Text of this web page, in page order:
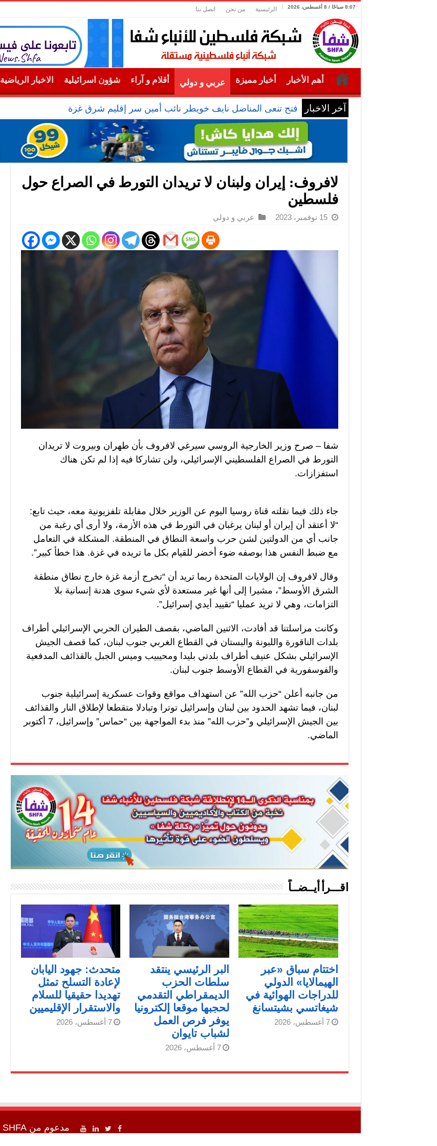
8:07 صباحًا / 8 أغسطس، 2026 الرئيسية من نحن اتصل بنا
أهم الأخبار أخبار مميزة عربي و دولي أقلام و آراء شؤون اسرائيلية الاخبار الرياضية
آخر الاخبار فتح تنعى المناضل نايف خويطر نائب أمين سر إقليم شرق غزة
لافروف: إيران ولبنان لا تريدان التورط في الصراع حول
فلسطين
15 نوفمبر، 2023 عربي و دولي
شفا – صرح وزير الخارجية الروسي سيرغي لافروف بأن طهران وبيروت لا تريدان
التورط في الصراع الفلسطيني الإسرائيلي، ولن تشاركا فيه إذا لم تكن هناك
استفزازات.
جاء ذلك فيما نقلته قناة روسيا اليوم عن الوزير خلال مقابلة تلفزيونية معه، حيث تابع:
“لا أعتقد أن إيران أو لبنان يرغبان في التورط في هذه الأزمة، ولا أرى أي رغبة من
جانب أي من الدولتين لشن حرب واسعة النطاق في المنطقة. المشكلة في التعامل
مع ضبط النفس هذا بوصفه ضوء أخضر للقيام بكل ما تريده في غزة. هذا خطأ كبير”.
وقال لافروف إن الولايات المتحدة ربما تريد أن “تخرج أزمة غزة خارج نطاق منطقة
الشرق الأوسط”، مشيرا إلى أنها غير مستعدة لأي شيء سوى هدنة إنسانية بلا
التزامات، وهي لا تريد عمليا “تقييد أيدي إسرائيل”.
وكانت مراسلتنا قد أفادت، الاثنين الماضي، بقصف الطيران الحربي الإسرائيلي أطراف
بلدات الناقورة واللبونة والبستان في القطاع الغربي جنوب لبنان، كما قصف الجيش
الإسرائيلي بشكل عنيف أطراف بلدتي بليدا ومحيبيب وميس الجبل بالقذائف المدفعية
والفوسفورية في القطاع الأوسط جنوب لبنان.
من جانبه أعلن “حزب الله” عن استهداف مواقع وقوات عسكرية إسرائيلية جنوب
لبنان، فيما تشهد الحدود بين لبنان وإسرائيل توترا وتبادلا متقطعا لإطلاق النار والقذائف
بين الجيش الإسرائيلي و”حزب الله” منذ بدء المواجهة بين “حماس” وإسرائيل، 7 أكتوبر
الماضي.
اقـــرأ أيــضــاً
اختتام سباق «عبر
الهيمالايا» الدولي
للدراجات الهوائية في
شيغاتسي بشيتسانغ
7 أغسطس، 2026
البر الرئيسي ينتقد
سلطات الحزب
الديمقراطي التقدمي
لحجبها موقعا إلكترونيا
يوفر فرص العمل
لشباب تايوان
7 أغسطس، 2026
متحدث: جهود اليابان
لإعادة التسلح تمثل
تهديدا حقيقيا للسلام
والاستقرار الإقليميين
7 أغسطس، 2026
مدعوم منSHFA شفا